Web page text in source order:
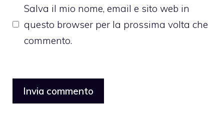
Salva il mio nome, email e sito web in
questo browser per la prossima volta che
commento.